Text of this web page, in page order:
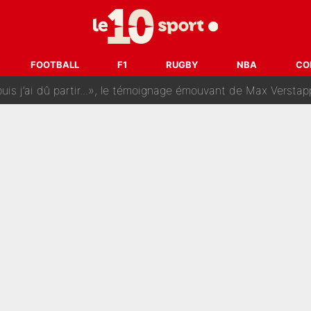
FOOTBALL F1 RUGBY NBA
dans tous les sens sur le mercato de l'OM : Frank McCourt va
Doué, le PSG a pris une correction face à Majorque : Luis
j’ai dû partir...», le témoignage émouvant de Max